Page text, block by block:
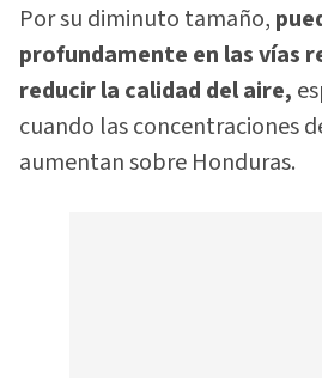
Por su diminuto tamaño,
profundamente en las vías
reducir la calidad del aire,
cuando las concentraciones
aumentan sobre Honduras.